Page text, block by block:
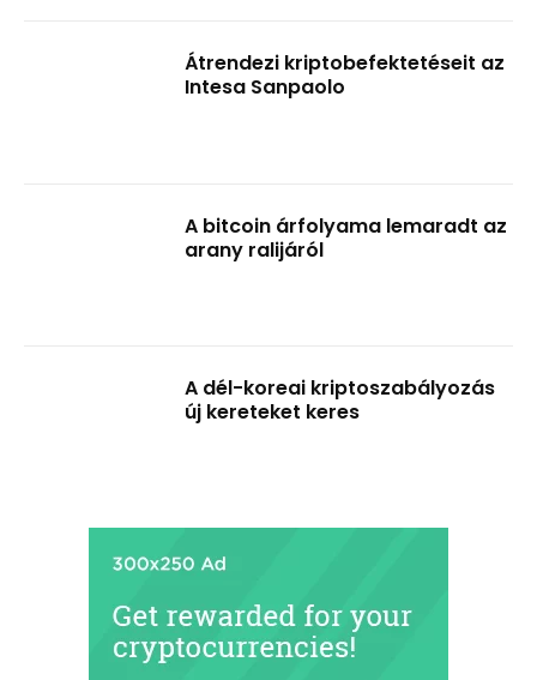
Átrendezi kriptobefektetéseit az
Intesa Sanpaolo
A bitcoin árfolyama lemaradt az
arany ralijáról
A dél-koreai kriptoszabályozás
új kereteket keres